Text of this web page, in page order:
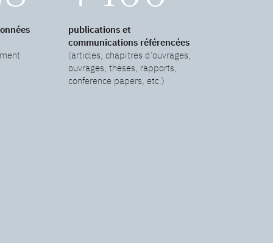
publications et
communications référencées
(articles, chapitres d’ouvrages,
ouvrages, thèses, rapports,
conference papers, etc.)